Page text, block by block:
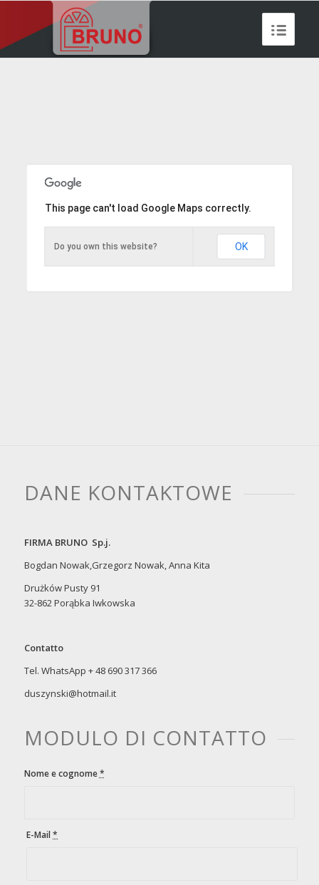
This page can't load Google Maps correctly.
Do you own this website? OK
DANE KONTAKTOWE
FIRMA BRUNO Sp.j.
Bogdan Nowak,Grzegorz Nowak, Anna Kita
Drużków Pusty 91
32-862 Porąbka Iwkowska
Contatto
Tel. WhatsApp + 48 690 317 366
duszynski@hotmail.it
MODULO DI CONTATTO
Nome e cognome*
E-Mail*